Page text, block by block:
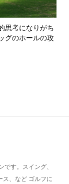
思考になりがち
グのホールの攻
す。スイング、
ス、など ゴルフに